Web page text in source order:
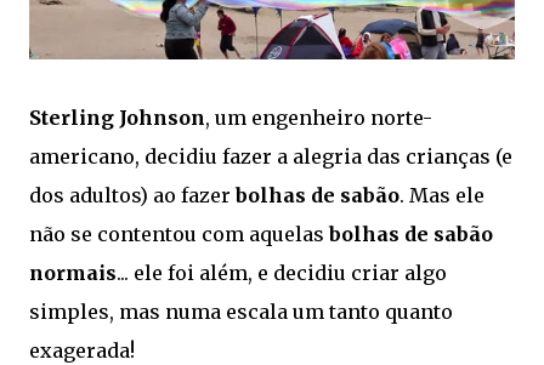
Sterling Johnson, um engenheiro norte-
americano, decidiu fazer a alegria das crianças (e
dos adultos) ao fazer bolhas de sabão. Mas ele
não se contentou com aquelas bolhas de sabão
normais... ele foi além, e decidiu criar algo
simples, mas numa escala um tanto quanto
exagerada!